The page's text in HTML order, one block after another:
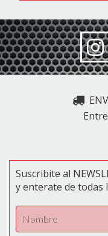
Suscribite al
y enterate de todas